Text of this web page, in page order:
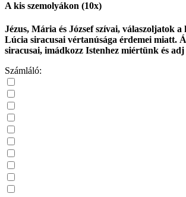
A kis szemolyákon (10x)
Jézus, Mária és József szívai, válaszoljatok a
Lúcia siracusai vértanúsága érdemei miatt.
siracusai, imádkozz Istenhez miértünk és
Számláló: